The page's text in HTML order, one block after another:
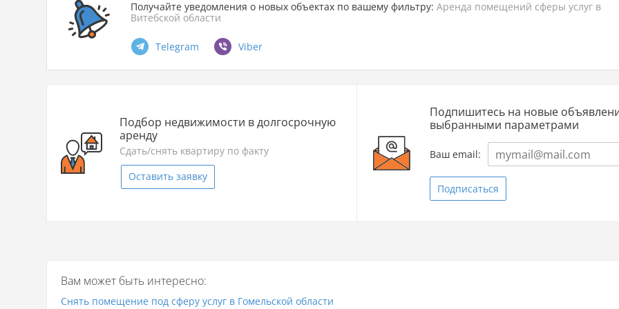
Получайте уведомления о новых объектах по вашему фильтру: Аренда помещений сферы услуг в
Витебской области
Telegram Viber
Подбор недвижимости в долгосрочную
аренду
Сдать/снять квартиру по факту
Оставить заявку
Подпишитесь на новые
выбранными параметрами
Ваш email:
Подписаться
Вам может быть интересно:
Снять помещение под сферу услуг в Гомельской области